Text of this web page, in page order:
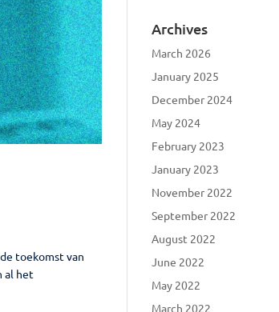
toekomst van
al het
Archives
March 2026
January 2025
December 2024
May 2024
February 2023
January 2023
November 2022
September 2022
August 2022
June 2022
May 2022
March 2022